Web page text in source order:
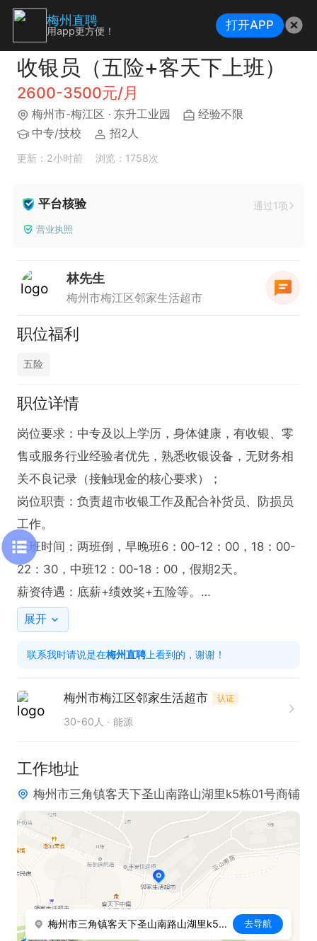
收银员（五险+客天下上班）
2600-3500元/月
梅州市-梅江区 · 东升工业园
经验不限
中专/技校
招2人
更新：2小时前 浏览：1758次
平台核验 通过1项
营业执照
林先生
梅州市梅江区邻家生活超市
职位福利
五险
职位详情
岗位要求：中专及以上学历，身体健康，有收银、零
售或服务行业经验者优先，熟悉收银设备，无财务相
关不良记录（接触现金的核心要求）；
岗位职责：负责超市收银工作及配合补货员、防损员
工作。
上班时间：两班倒，早晚班6：00-12：00，18：00-
22：30，中班12：00-18：00，假期2天。
薪资待遇：底薪+绩效奖+五险等。
有意向者可直接电话联系林先生。
聘】看见的哦～
展开
联系我时请说是在梅州直聘 上看到的，谢谢！
梅州市梅江区邻家生活超市 认证
30-60人 能源
工作地址
梅州市三角镇客天下圣山南路山湖里k5栋01号商铺
梅州市三角镇客天下圣山南路山湖里k5栋01号商铺 去导航
梅州直聘
用app更方便！ 打开APP